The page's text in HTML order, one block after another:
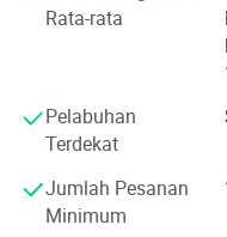
kami sendiri yang
merakit, dan menguji
Kami sangat berharap
jangka panjang dan
menguntungkan
Selamat datang di
Rata-rata
Pelabuhan
Terdekat
Jumlah Pesanan
Minimum